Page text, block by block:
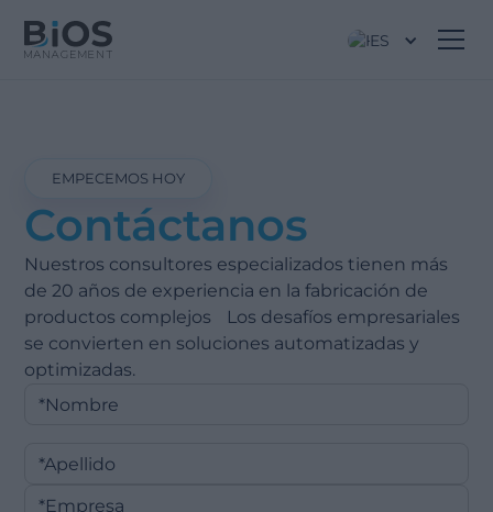
ES
EMPECEMOS HOY
Contáctanos
Nuestros consultores especializados tienen más
de 20 años de experiencia en la fabricación de
productos complejos Los desafíos empresariales
se convierten en soluciones automatizadas y
optimizadas.